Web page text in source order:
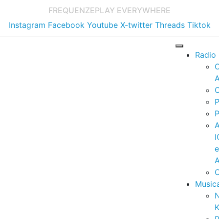
FREQUENZEPLAY EVERYWHERE
Instagram Facebook Youtube X-twitter Threads Tiktok
Radio
e